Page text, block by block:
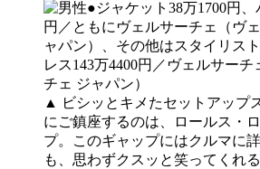
▲ ビシッとキメたセットアップ
にご鎮座するのは、ロールス・
プ。このギャップにはクルマに
も、思わずクスッと笑ってくれ